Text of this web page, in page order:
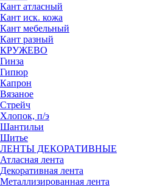
Кант атласный
Кант иск. кожа
Кант мебельный
Кант разный
КРУЖЕВО
Гинза
Гипюр
Капрон
Вязаное
Стрейч
Хлопок, п/э
Шантильи
Шитье
ЛЕНТЫ ДЕКОРАТИВНЫЕ
Атласная лента
Декоративная лента
Металлизированная лента